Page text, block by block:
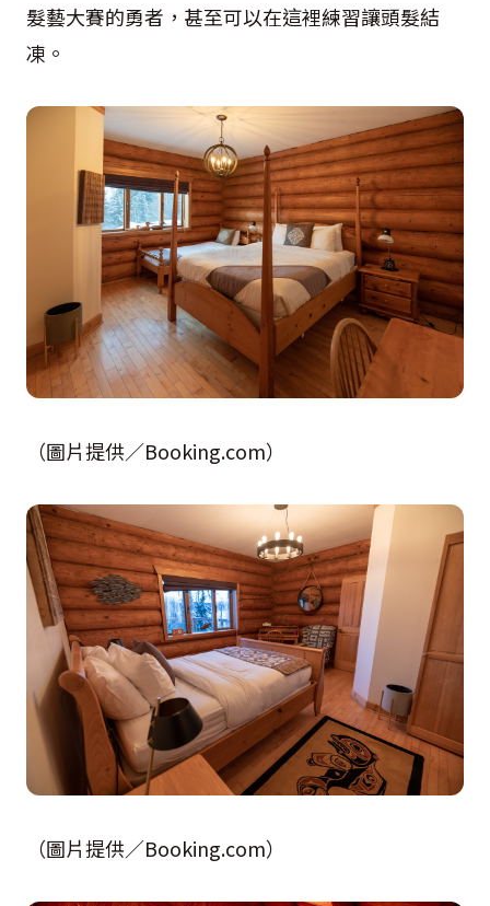
髮藝大賽的勇者，甚至可以在這裡練習讓頭髮結
凍。
（圖片提供／Booking.com）
（圖片提供／Booking.com）